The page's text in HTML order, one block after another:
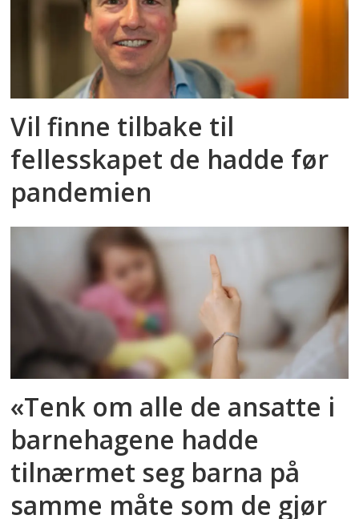
Vil finne tilbake til
fellesskapet de hadde før
pandemien
«Tenk om alle de ansatte i
barnehagene hadde
tilnærmet seg barna på
samme måte som de gjør